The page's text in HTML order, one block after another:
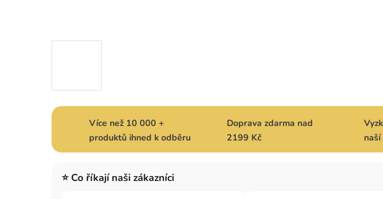
Více než 10 000 +
produktů ihned k odběru
Doprava zdarma nad
2199 Kč
⭐ Co říkají naši zákazníci